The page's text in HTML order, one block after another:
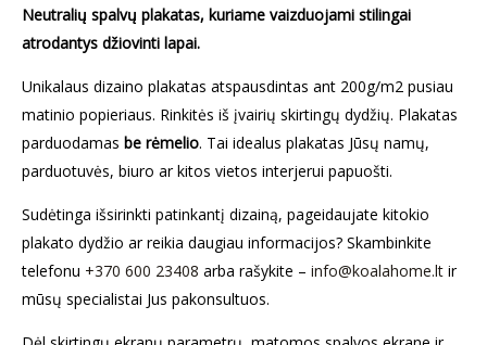
Neutralių spalvų plakatas, kuriame vaizduojami stilingai
atrodantys džiovinti lapai.
Unikalaus dizaino plakatas atspausdintas ant 200g/m2 pusiau
matinio popieriaus. Rinkitės iš įvairių skirtingų dydžių. Plakatas
parduodamas be rėmelio. Tai idealus plakatas Jūsų namų,
parduotuvės, biuro ar kitos vietos interjerui papuošti.
Sudėtinga išsirinkti patinkantį dizainą, pageidaujate kitokio
plakato dydžio ar reikia daugiau informacijos? Skambinkite
telefonu +370 600 23408 arba rašykite – info@koalahome.lt ir
mūsų specialistai Jus pakonsultuos.